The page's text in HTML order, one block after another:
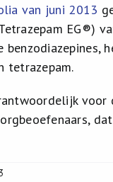
van juni 2013
EG®)
tetrazepam.